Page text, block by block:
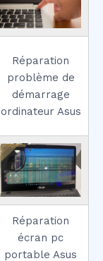
Réparation
problème de
démarrage
ordinateur Asus
Réparation
écran pc
portable Asus